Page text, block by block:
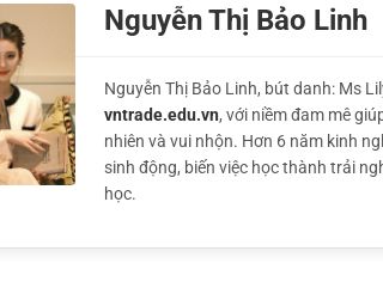
Nguyễn Thị Bảo Linh
Nguyễn Thị Bảo Linh, bút danh: Ms
vntrade.edu.vn, với niềm đam mê
nhiên và vui nhộn. Hơn 6 năm kinh
sinh động, biến việc học thành trải
học.